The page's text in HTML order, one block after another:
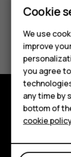
HMD
For
Tablets
Did you
Yes No
Explore
Planet and
Cookie
We use
improve
you agree
any time by
bottom of
cookie